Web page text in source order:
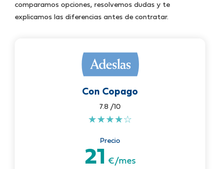
comparamos opciones, resolvemos dudas y te
explicamos las diferencias antes de contratar.
Con Copago
7.8 /10
★★★★☆
Precio
21 €/mes